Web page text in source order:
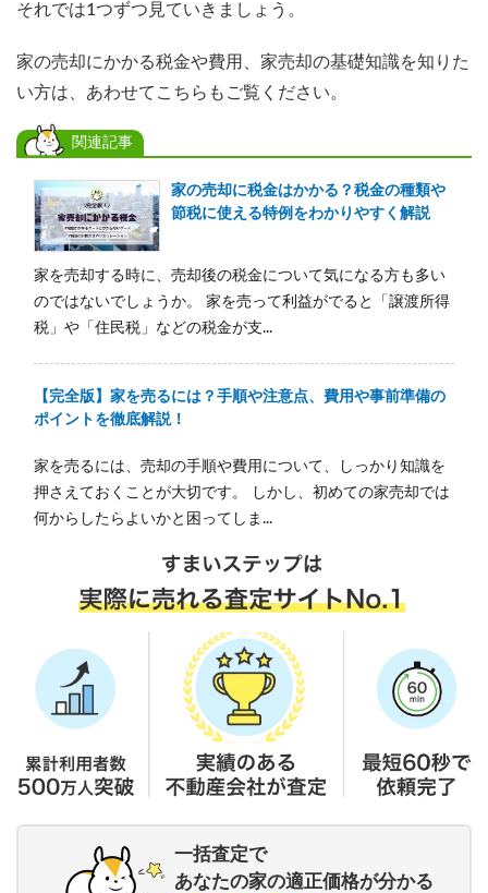
それでは1つずつ見ていきましょう。
家の売却にかかる税金や費用、家売却の基礎知識を知りた
い方は、あわせてこちらもご覧ください。
関連記事
家の売却に税金はかかる？税金の種類や
節税に使える特例をわかりやすく解説
家を売却する時に、売却後の税金について気になる方も多い
のではないでしょうか。 家を売って利益がでると「譲渡所得
税」や「住民税」などの税金が支...
【完全版】家を売るには？手順や注意点、費用や事前準備の
ポイントを徹底解説！
家を売るには、売却の手順や費用について、しっかり知識を
押さえておくことが大切です。 しかし、初めての家売却では
何からしたらよいかと困ってしま...
一括査定で
あなたの家の適正価格が分かる